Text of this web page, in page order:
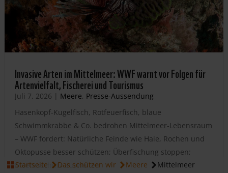
Invasive Arten im Mittelmeer: WWF warnt vor Folgen für
Artenvielfalt, Fischerei und Tourismus
Juli 7, 2026 | Meere, Presse-Aussendung
Hasenkopf-Kugelfisch, Rotfeuerfisch, blaue
Schwimmkrabbe & Co. bedrohen Mittelmeer-Lebensraum
– WWF fordert: Natürliche Feinde wie Haie, Rochen und
Oktopusse besser schützen; Überfischung stoppen;
Meeresschutz ausweiten
JETZT MEERE SCHÜTZEN
Startseite Das schützen wir Meere Mittelmeer